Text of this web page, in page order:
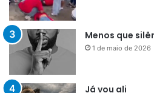
Menos que
1 de maio de 2026
Já vou ali